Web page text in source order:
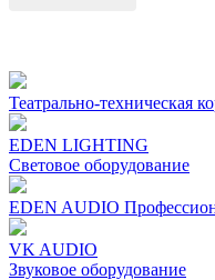
Театрально-техническая
EDEN LIGHTING
Световое оборудование
EDEN AUDIO
VK AUDIO
Звуковое оборудование